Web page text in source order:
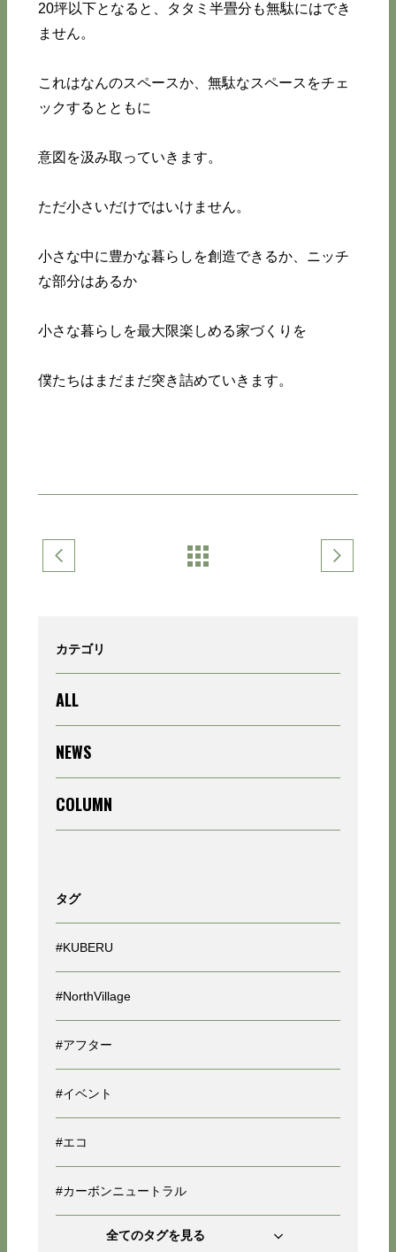
カテゴリ
ALL
NEWS
COLUMN
タグ
#KUBERU
#NorthVillage
#アフター
#イベント
#エコ
#カーボンニュートラル
全てのタグを見る
20坪以下となると、タタミ半畳分も無駄にはでき
ません。
これはなんのスペースか、無駄なスペースをチェ
ックするとともに
意図を汲み取っていきます。
ただ小さいだけではいけません。
小さな中に豊かな暮らしを創造できるか、ニッチ
な部分はあるか
小さな暮らしを最大限楽しめる家づくりを
僕たちはまだまだ突き詰めていきます。